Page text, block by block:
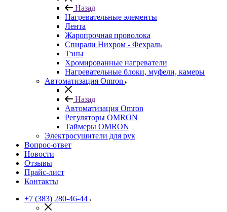
Назад
Нагревательные элементы
Лента
Жаропрочная проволока
Спирали Нихром - Фехраль
Тэны
Хромированные нагреватели
Нагревательные блоки, муфели, камеры
Автоматизация Omron
Назад
Автоматизация Omron
Регуляторы OMRON
Таймеры OMRON
Электросушители для рук
Вопрос-ответ
Новости
Отзывы
Прайс-лист
Контакты
+7 (383) 280-46-44